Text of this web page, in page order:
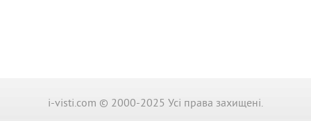
i-visti.com © 2000-2025 Усі права захищені.